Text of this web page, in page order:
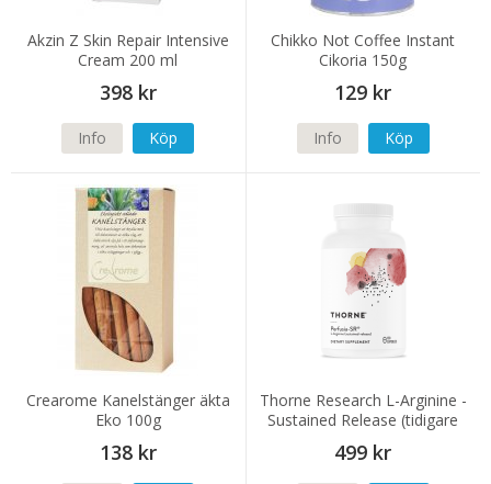
Akzin Z Skin Repair Intensive
Cream 200 ml
398 kr
Info Köp
Chikko Not Coffee Instant
Cikoria 150g
129 kr
Info Köp
Crearome Kanelstänger äkta
Eko 100g
138 kr
Thorne Research L-Arginine -
Sustained Release (tidigare
Perfusia-SR) 120 kapslar
499 kr